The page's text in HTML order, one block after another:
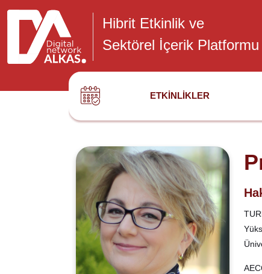
Hibrit Etkinlik ve
Sektörel İçerik Platformu
ETKINLIKLER